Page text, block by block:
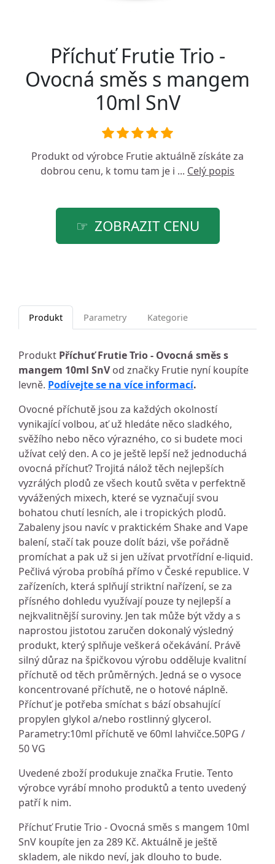
Příchuť Frutie Trio -
Ovocná směs s mangem
10ml SnV
Produkt od výrobce Frutieaktuálně získáte za
dobrou cenu, k tomu tam je i ... Celý popis
ZOBRAZIT CENU
Produkt Parametry Kategorie
Produkt Příchuť Frutie Trio - Ovocná směs s
mangem 10ml SnVod značky Frutie nyní koupíte
levně. Podívejte se na více informací.
Ovocné příchutě jsou za každých okolností
vynikající volbou, ať už hledáte něco sladkého,
svěžího nebo něco výrazného, co si budete moci
užívat celý den. A co je ještě lepší než jednoduchá
ovocná příchuť? Trojitá nálož těch nejlepších
vyzrálých plodů ze všech koutů světa v perfektně
vyvážených mixech, které se vyznačují svou
bohatou chutí lesních, ale i tropických plodů.
Zabaleny jsou navíc v praktickém Shake and Vape
balení, stačí tak pouze dolít bázi, vše pořádně
promíchat a pak už si jen užívat prvotřídní e-liquid.
Pečlivá výroba probíhá přímo v České republice. V
zařízeních, která splňují striktní nařízení, se za
přísného dohledu využívají pouze ty nejlepší a
nejkvalitnější suroviny. Jen tak může být vždy a s
naprostou jistotou zaručen dokonalý výsledný
produkt, který splňuje veškerá očekávání. Právě
silný důraz na špičkovou výrobu odděluje kvalitní
příchutě od těch průměrných. Jedná se o vysoce
koncentrované příchutě, ne o hotové náplně.
Příchuť je potřeba smíchat s bází obsahující
propylen glykol a/nebo rostlinný glycerol.
Parametry:10ml příchutě ve 60ml lahvičce.50PG /
50 VG
Uvedené zboží produkuje značka Frutie. Tento
výrobce vyrábí mnoho produktů a tento uvedený
patří k nim.
Příchuť Frutie Trio - Ovocná směs s mangem 10ml
SnV koupíte jen za 289 Kč. Aktuálně je ještě
skladem, ale nikdo neví, jak dlouho to bude.